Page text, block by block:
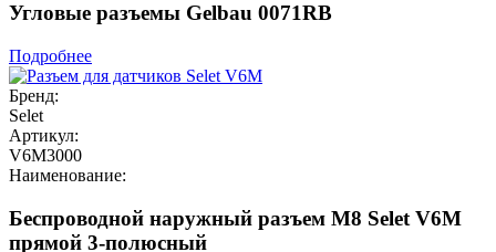
Угловые разъемы Gelbau 0071RB
Подробнее
Бренд:
Selet
Артикул:
V6M3000
Наименование:
Беспроводной наружный разъем M8 Selet V6M
прямой 3-полюсный